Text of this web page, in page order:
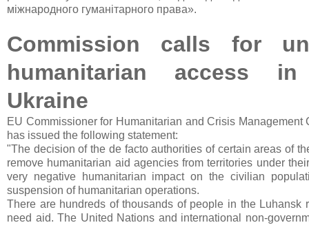
міжнародного гуманітарного права».
Commission calls for
humanitarian access in
Ukraine
EU Commissioner for Humanitarian and Crisis Management
has issued the following statement:
"The decision of the de facto authorities of certain areas of
remove humanitarian aid agencies from territories under
very negative humanitarian impact on the civilian
suspension of humanitarian operations.
There are hundreds of thousands of people in the Luhansk
need aid. The United Nations and international non-